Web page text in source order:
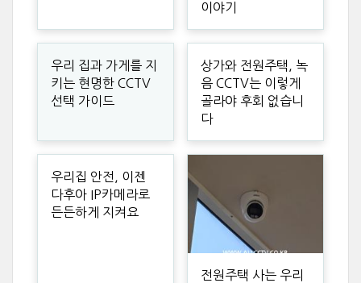
이야기
우리 집과 가게를 지
키는 현명한 CCTV
선택 가이드
상가와 전원주택, 녹
음 CCTV는 이렇게
골라야 후회 없습니
다
우리집 안전, 이젠
다후아 IP카메라로
든든하게 지켜요
전원주택 사는 우리